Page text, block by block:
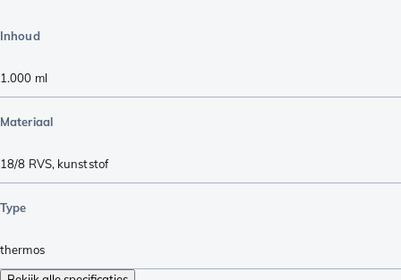
Inhoud
1.000 ml
Materiaal
18/8 RVS, kunststof
Type
thermos